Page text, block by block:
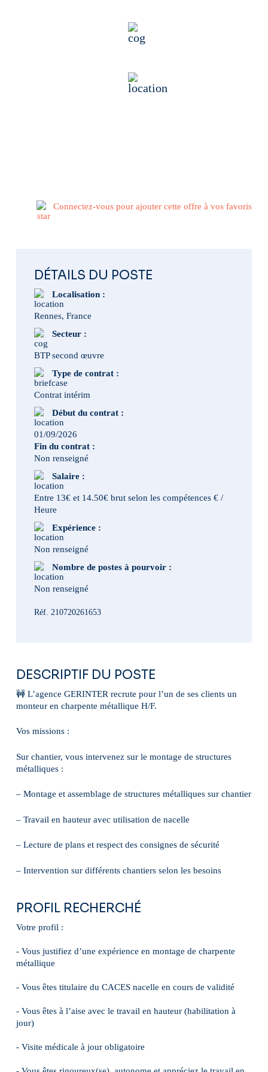
Connectez-vous pour ajouter cette offre à vos favoris
DÉTAILS DU POSTE
Localisation :
Rennes, France
Secteur :
BTP second œuvre
Type de contrat :
Contrat intérim
Début du contrat :
01/09/2026
Fin du contrat :
Non renseigné
Salaire :
Entre 13€ et 14.50€ brut selon les compétences € /
Heure
Expérience :
Non renseigné
Nombre de postes à pourvoir :
Non renseigné
Réf. 210720261653
DESCRIPTIF DU POSTE
🚧 L’agence GERINTER recrute pour l’un de ses clients un
monteur en charpente métallique H/F.
Vos missions :
Sur chantier, vous intervenez sur le montage de structures
métalliques :
– Montage et assemblage de structures métalliques sur chantier
– Travail en hauteur avec utilisation de nacelle
– Lecture de plans et respect des consignes de sécurité
– Intervention sur différents chantiers selon les besoins
PROFIL RECHERCHÉ
Votre profil :
- Vous justifiez d’une expérience en montage de charpente
métallique
- Vous êtes titulaire du CACES nacelle en cours de validité
- Vous êtes à l’aise avec le travail en hauteur (habilitation à
jour)
- Visite médicale à jour obligatoire